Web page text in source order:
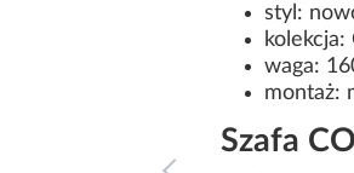
styl:
waga:
montaż:
Szafa